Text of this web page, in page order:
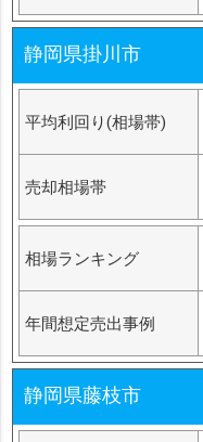
静岡県掛川市
平均利回り(相場帯)
売却相場帯
相場ランキング
年間想定売出事例
静岡県藤枝市